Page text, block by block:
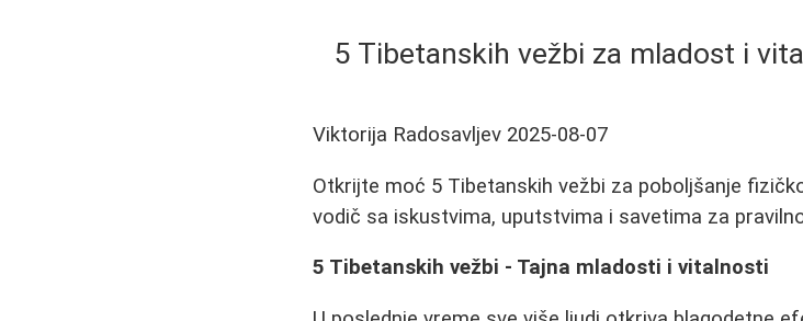
5 Tibetanskih vežbi za mladost i
Viktorija Radosavljev 2025-08-07
Otkrijte moć 5 Tibetanskih vežbi za poboljšanje
vodič sa iskustvima, uputstvima i savetima za
5 Tibetanskih vežbi - Tajna mladosti i vitalnosti